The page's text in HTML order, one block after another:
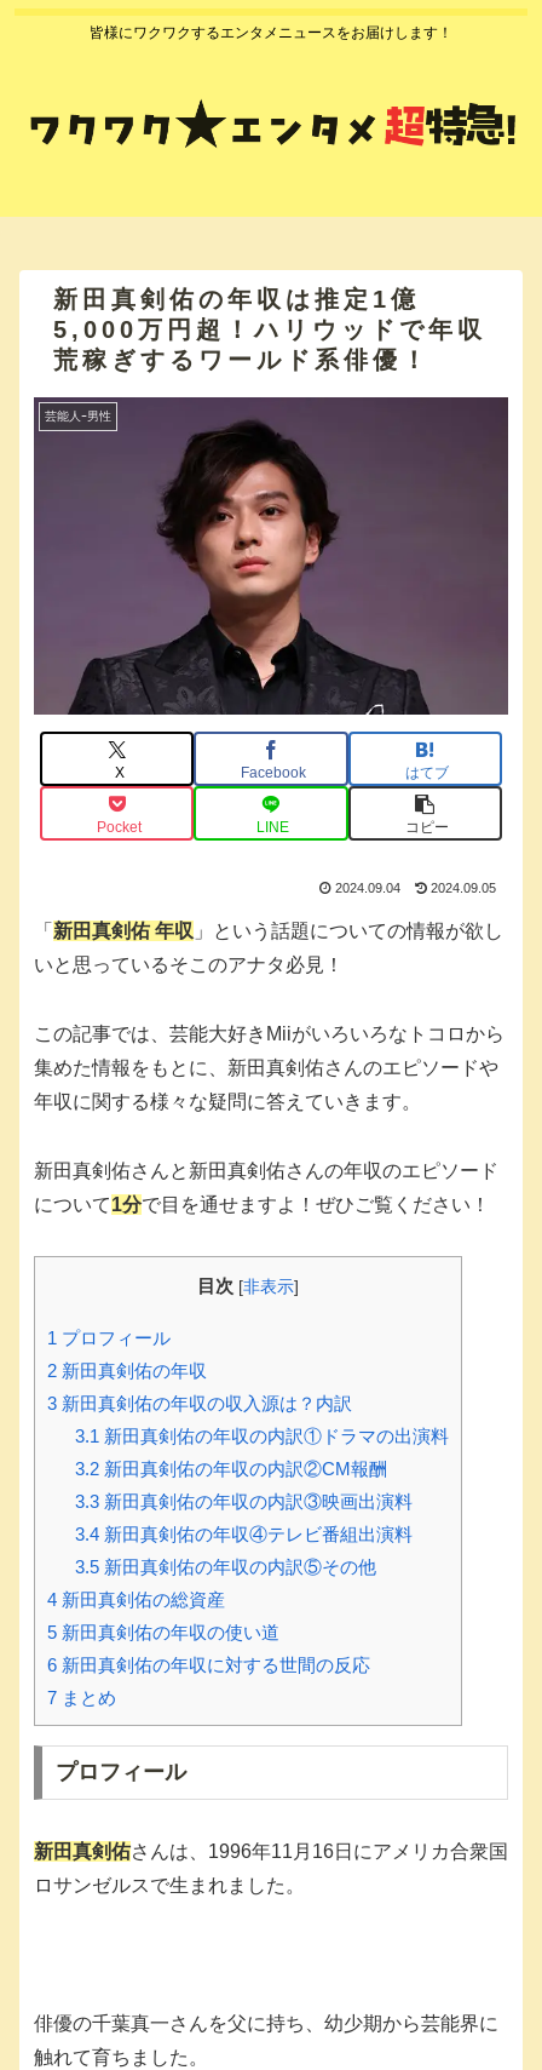
皆様にワクワクするエンタメニュースをお届けします！
新田真剣佑の年収は推定1億
5,000万円超！ハリウッドで年収
荒稼ぎするワールド系俳優！
芸能人ｰ男性
X Facebook はてブ
Pocket LINE コピー
2024.09.04 2024.09.05
「 新田真剣佑 年収 」という話題についての情報が欲し
いと思っているそこのアナタ必見！
この記事では、芸能大好きMiiがいろいろなトコロから
集めた情報をもとに、新田真剣佑さんのエピソードや
年収に関する様々な疑問に答えていきます。
新田真剣佑さんと新田真剣佑さんの年収のエピソード
について1分で目を通せますよ！ぜひご覧ください！
目次 [非表示]
1 プロフィール
2 新田真剣佑の年収
3 新田真剣佑の年収の収入源は？内訳
3.1 新田真剣佑の年収の内訳①ドラマの出演料
3.2新田真剣佑の年収の内訳②CM報酬
3.3新田真剣佑の年収の内訳③映画出演料
3.4新田真剣佑の年収④テレビ番組出演料
3.5新田真剣佑の年収の内訳⑤その他
4 新田真剣佑の総資産
5 新田真剣佑の年収の使い道
6 新田真剣佑の年収に対する世間の反応
7 まとめ
プロフィール
新田真剣佑さんは、1996年11月16日にアメリカ合衆国
ロサンゼルスで生まれました。
俳優の千葉真一さんを父に持ち、幼少期から芸能界に
触れて育ちました。